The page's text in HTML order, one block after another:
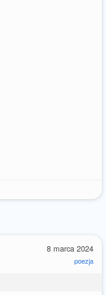
8 marca 2024
poezja